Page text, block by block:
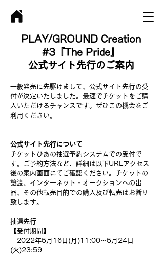
PLAY/GROUND Creation
#3『The Pride』
公式サイト先行のご案内
一般発売に先駆けまして、公式サイト先行の受
付が決定いたしました。最速でチケットをご購
入いただけるチャンスです。ぜひこの機会をご
利用ください。
公式サイト先行について
チケットぴあの抽選予約システムでの受付で
す。ご予約方法など、詳細は以下URLアクセス
後の案内画面にてご確認ください。チケットの
譲渡、インターネット・オークションへの出
品、その他転売目的での購入及び転売はお断り
致します。
抽選先行
【受付期間】
2022年5月16日(月)11:00～5月24日
(火)23:59